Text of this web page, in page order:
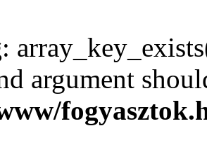
:
argument